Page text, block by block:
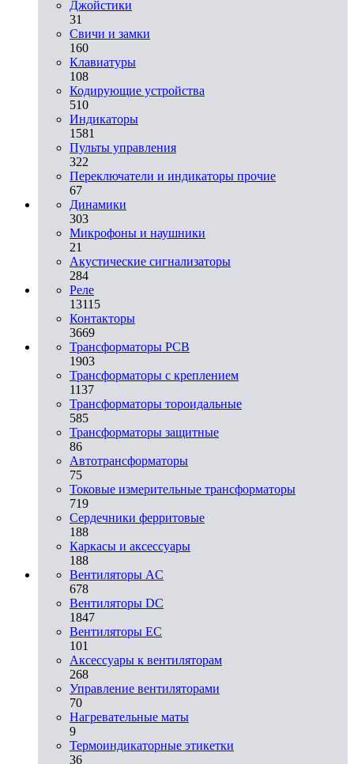
Джойстики
31
Свичи и замки
160
Клавиатуры
108
Кодирующие устройства
510
Индикаторы
1581
Пульты управления
322
Переключатели и индикаторы прочие
67
Динамики
303
Микрофоны и наушники
21
Акустические сигнализаторы
284
Реле
13115
Контакторы
3669
Трансформаторы PCB
1903
Трансформаторы с креплением
1137
Трансформаторы тороидальные
585
Трансформаторы защитные
86
Автотрансформаторы
75
Токовые измерительные трансформаторы
719
Сердечники ферритовые
188
Каркасы и аксессуары
188
Вентиляторы AC
678
Вентиляторы DC
1847
Вентиляторы EC
101
Аксессуары к вентиляторам
268
Управление вентиляторами
70
Нагревательные маты
9
Термоиндикаторные этикетки
36